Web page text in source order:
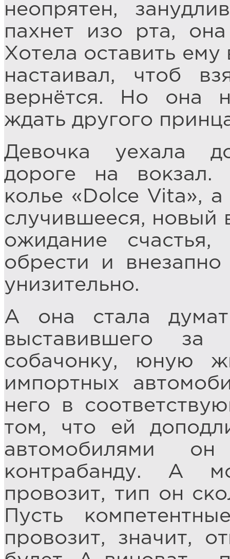
неопрятен,
пахнет изо рта,
Хотела оставить
настаивал, чтоб
вернётся. Но она
ждать другого
Девочка уехала
дороге на вокзал.
колье «Dolce Vita»,
случившееся, новый
ожидание
обрести и
унизительно.
А она стала
выставившего
собачонку, юную
импортных
него в
том, что ей
автомобилями
контрабанду. А
провозит, тип он
Пусть
провозит, значит,